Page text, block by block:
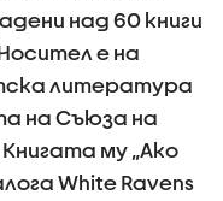
над 60 книги
е на
литература
на Съюза на
му „Ако
White Ravens